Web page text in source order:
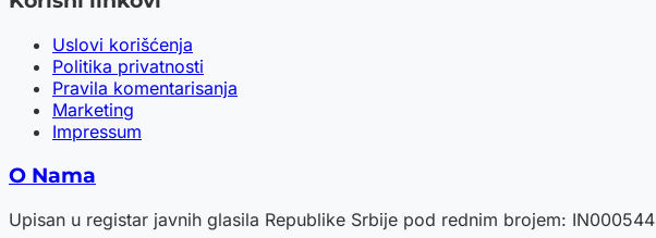
Uslovi korišćenja
Politika privatnosti
Pravila komentarisanja
Marketing
Impressum
O Nama
Upisan u registar javnih glasila Republike Srbije pod rednim brojem: IN000544